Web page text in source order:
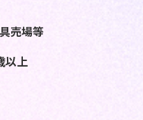
売場等
以上